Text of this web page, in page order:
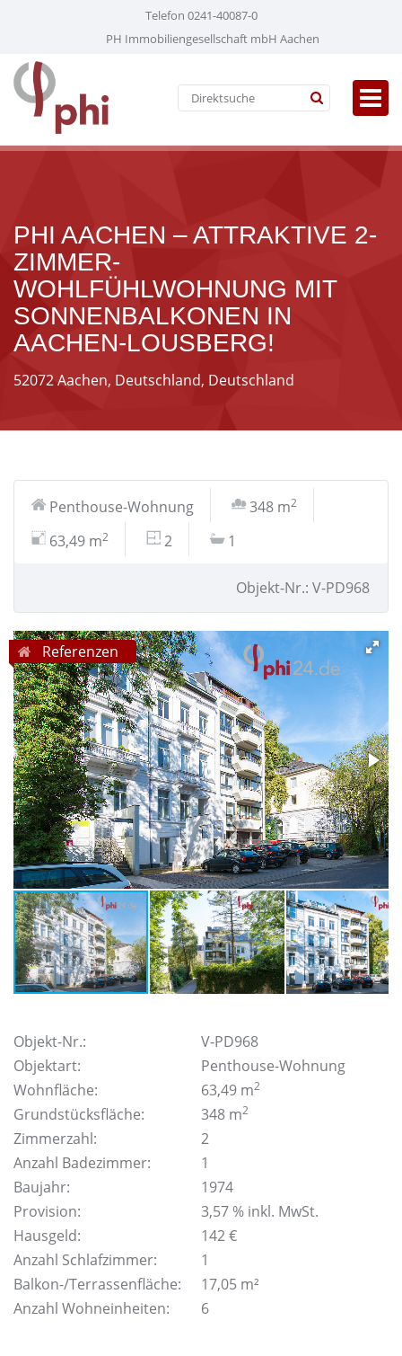
Telefon 0241-40087-0
PH Immobiliengesellschaft mbH Aachen
PHI AACHEN – ATTRAKTIVE 2-
ZIMMER-
WOHLFÜHLWOHNUNG MIT
SONNENBALKONEN IN
AACHEN-LOUSBERG!
52072 Aachen, Deutschland, Deutschland
Penthouse-Wohnung 348 m2
63,49 m2 2 1
Objekt-Nr.: V-PD968
Referenzen
Objekt-Nr.:
V-PD968
Objektart:
Penthouse-Wohnung
Wohnfläche:
63,49 m2
Grundstücksfläche: 348 m2
Zimmerzahl:
2
Anzahl Badezimmer:
1
Baujahr:
1974
Provision:
3,57 % inkl. MwSt.
Hausgeld:
142 €
Anzahl Schlafzimmer:
1
Balkon-/Terrassenfläche:
17,05 m²
Anzahl Wohneinheiten:
6